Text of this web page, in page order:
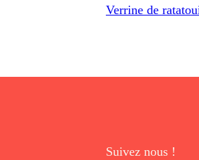
Verrine de
Suivez nous !